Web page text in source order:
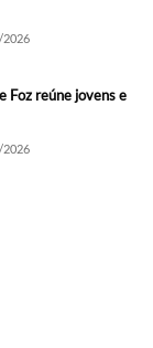
2026
Foz reúne jovens e
2026